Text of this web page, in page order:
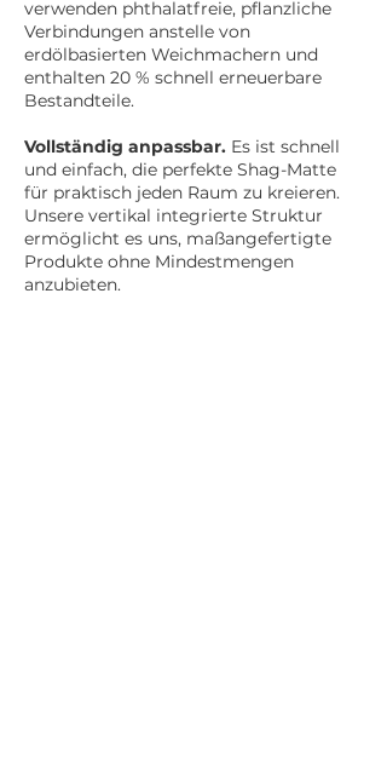
verwenden phthalatfreie, pflanzliche
Verbindungen anstelle von
erdölbasierten Weichmachern und
enthalten 20 % schnell erneuerbare
Bestandteile.
Vollständig anpassbar. Es ist schnell
und einfach, die perfekte Shag-Matte
für praktisch jeden Raum zu kreieren.
Unsere vertikal integrierte Struktur
ermöglicht es uns, maßangefertigte
Produkte ohne Mindestmengen
anzubieten.